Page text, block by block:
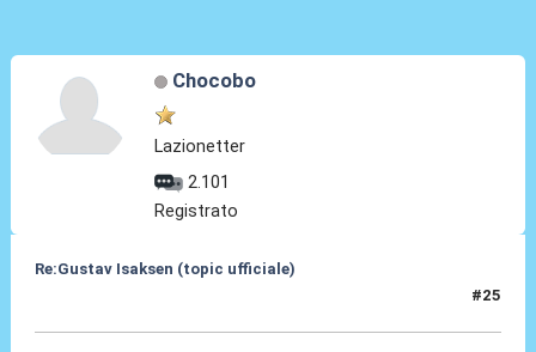
Chocobo
Lazionetter
2.101
Registrato
Re:Gustav Isaksen (topic ufficiale)
#25